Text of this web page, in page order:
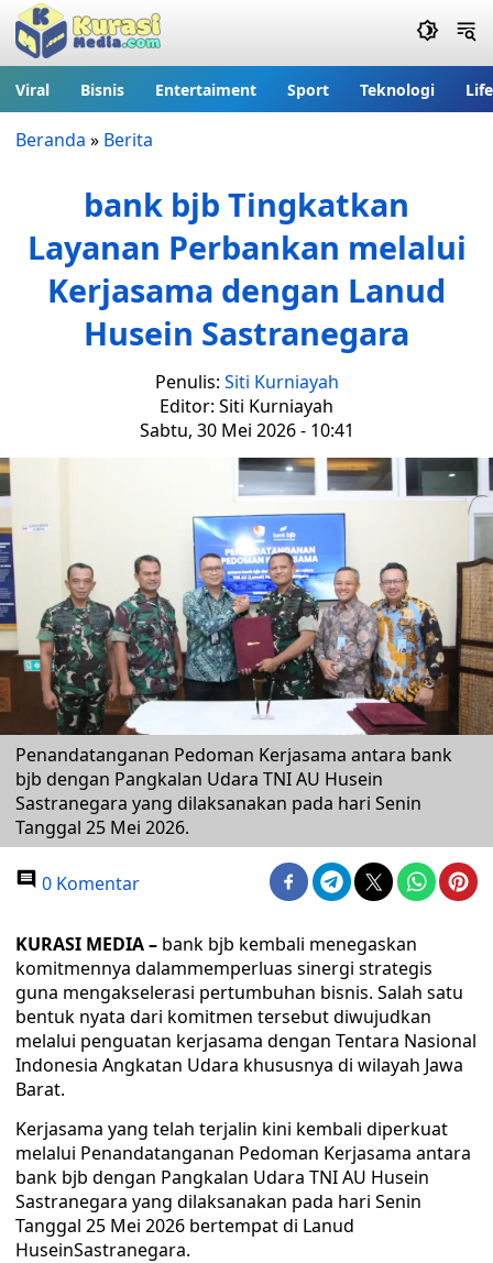
Viral Bisnis Entertaiment Sport Teknologi
Beranda » Berita
bank bjb Tingkatkan
Layanan Perbankan melalui
Kerjasama dengan Lanud
Husein Sastranegara
Penulis: Siti Kurniayah
Editor: Siti Kurniayah
Sabtu, 30 Mei 2026 - 10:41
Penandatanganan Pedoman Kerjasama antara bank
bjb dengan Pangkalan Udara TNI AU Husein
Sastranegara yang dilaksanakan pada hari Senin
Tanggal 25 Mei 2026.
0 Komentar
KURASI MEDIA – bank bjb kembali menegaskan
komitmennya dalammemperluas sinergi strategis
guna mengakselerasi pertumbuhan bisnis. Salah satu
bentuk nyata dari komitmen tersebut diwujudkan
melalui penguatan kerjasama dengan Tentara Nasional
Indonesia Angkatan Udara khususnya di wilayah Jawa
Barat.
Kerjasama yang telah terjalin kini kembali diperkuat
melalui Penandatanganan Pedoman Kerjasama antara
bank bjb dengan Pangkalan Udara TNI AU Husein
Sastranegara yang dilaksanakan pada hari Senin
Tanggal 25 Mei 2026 bertempat di Lanud
HuseinSastranegara.